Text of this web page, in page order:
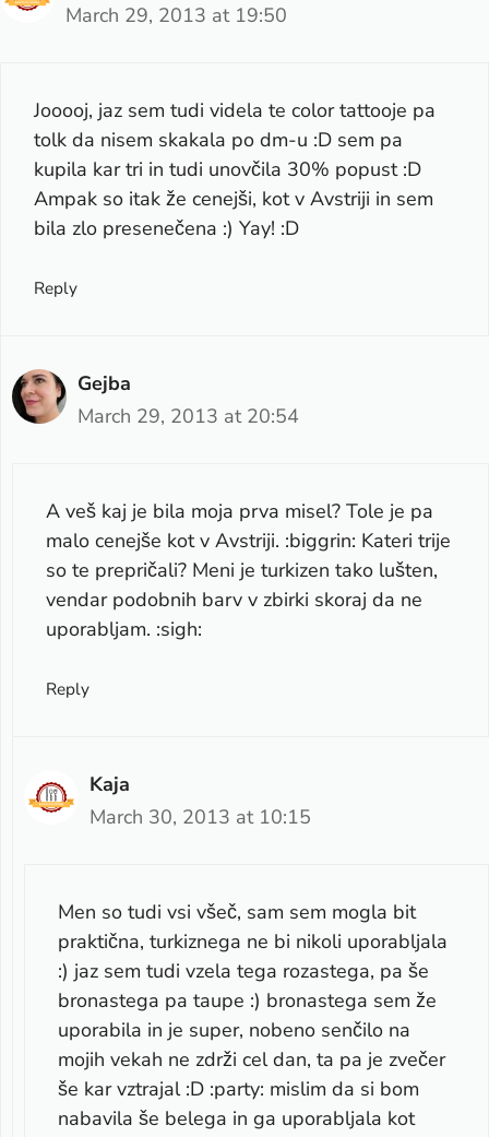
March 29, 2013 at 19:50
Jooooj, jaz sem tudi videla te color tattooje pa
tolk da nisem skakala po dm-u :D sem pa
kupila kar tri in tudi unovčila 30% popust :D
Ampak so itak že cenejši, kot v Avstriji in sem
bila zlo presenečena :) Yay! :D
Reply
Gejba
March 29, 2013 at 20:54
A veš kaj je bila moja prva misel? Tole je pa
malo cenejše kot v Avstriji. :biggrin: Kateri trije
so te prepričali? Meni je turkizen tako lušten,
vendar podobnih barv v zbirki skoraj da ne
uporabljam. :sigh:
Reply
Kaja
March 30, 2013 at 10:15
Men so tudi vsi všeč, sam sem mogla bit
praktična, turkiznega ne bi nikoli uporabljala
:) jaz sem tudi vzela tega rozastega, pa še
bronastega pa taupe :) bronastega sem že
uporabila in je super, nobeno senčilo na
mojih vekah ne zdrži cel dan, ta pa je zvečer
še kar vztrajal :D :party: mislim da si bom
nabavila še belega in ga uporabljala kot